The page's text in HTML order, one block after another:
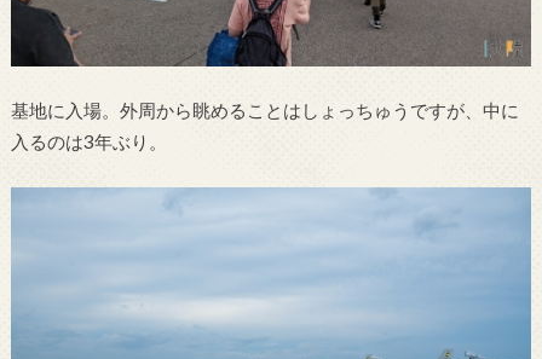
基地に入場。外周から眺めることはしょっちゅうですが、中に
入るのは3年ぶり。